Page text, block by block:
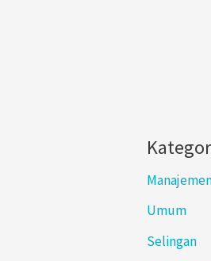
Umum
Selingan